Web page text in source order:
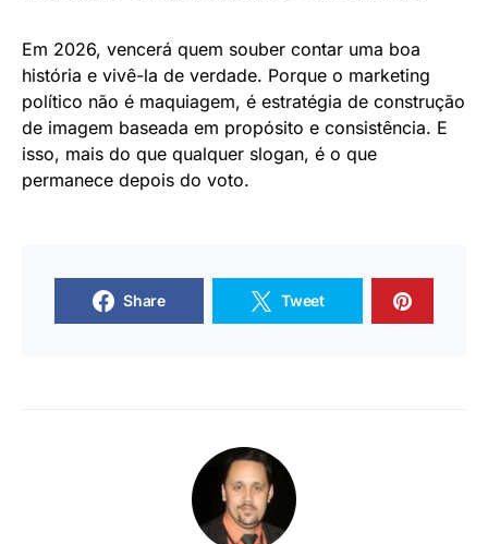
Em 2026, vencerá quem souber contar uma boa
história e vivê-la de verdade. Porque o marketing
político não é maquiagem, é estratégia de construção
de imagem baseada em propósito e consistência. E
isso, mais do que qualquer slogan, é o que
permanece depois do voto.
Share Tweet